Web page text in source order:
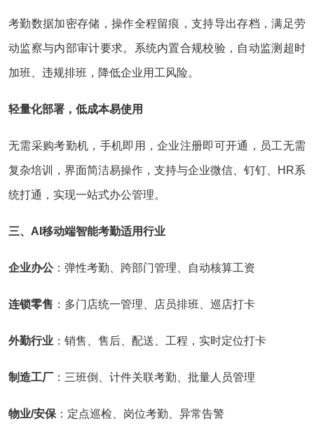
考勤数据加密存储，操作全程留痕，支持导出存档，满足劳
动监察与内部审计要求。系统内置合规校验，自动监测超时
加班、违规排班，降低企业用工风险。
轻量化部署，低成本易使用
无需采购考勤机，手机即用，企业注册即可开通，员工无需
复杂培训，界面简洁易操作，支持与企业微信、钉钉、HR系
统打通，实现一站式办公管理。
三、AI移动端智能考勤适用行业
企业办公：弹性考勤、跨部门管理、自动核算工资
连锁零售 ：多门店统一管理、店员排班、巡店打卡
外勤行业：销售、售后、配送、工程，实时定位打卡
制造工厂：三班倒、计件关联考勤、批量人员管理
物业/安保：定点巡检、岗位考勤、异常告警